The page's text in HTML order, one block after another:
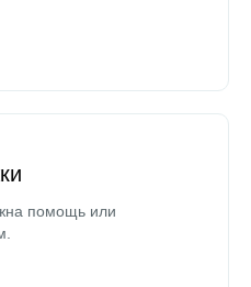
помощь или